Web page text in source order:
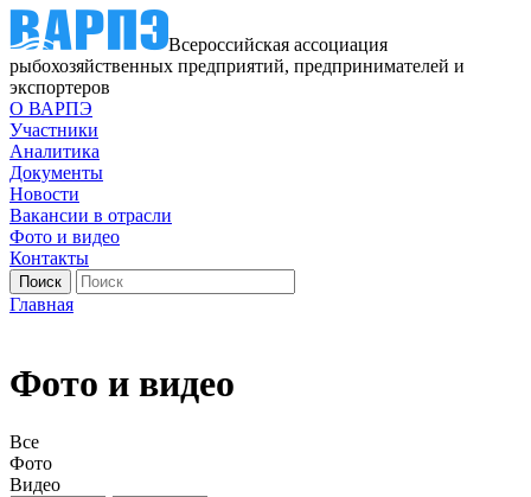
Всероссийская ассоциация
рыбохозяйственных предприятий, предпринимателей и
экспортеров
О ВАРПЭ
Участники
Аналитика
Документы
Новости
Вакансии в отрасли
Фото и видео
Контакты
Главная
Фото и видео
Все
Фото
Видео